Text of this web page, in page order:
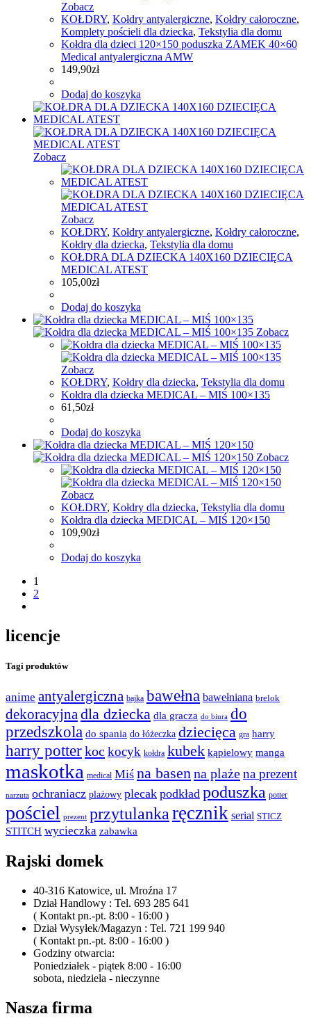
Zobacz
KOŁDRY, Kołdry antyalergiczne, Kołdry całoroczne,
Komplety pościeli dla dziecka, Tekstylia dla domu
Kołdra dla dzieci 120×150 poduszka ZAMEK 40×60
Medical antyalergiczna AMW
149,90zł
Dodaj do koszyka
Zobacz
Zobacz
KOŁDRY, Kołdry antyalergiczne, Kołdry całoroczne,
Kołdry dla dziecka, Tekstylia dla domu
KOŁDRA DLA DZIECKA 140X160 DZIECIĘCA
MEDICAL ATEST
105,00zł
Dodaj do koszyka
Zobacz
Zobacz
KOŁDRY, Kołdry dla dziecka, Tekstylia dla domu
Kołdra dla dziecka MEDICAL – MIŚ 100×135
61,50zł
Dodaj do koszyka
Zobacz
Zobacz
KOŁDRY, Kołdry dla dziecka, Tekstylia dla domu
Kołdra dla dziecka MEDICAL – MIŚ 120×150
109,90zł
Dodaj do koszyka
1
2
licencje
Tagi produktów
anime antyalergiczna bajka bawełna bawełniana brelok
dekoracyjna dla dziecka dla gracza do biura do
przedszkola do spania do łóżeczka dziecięca gra harry
harry potterkoc kocyk kołdra kubek kąpielowy manga
maskotka medical Miś na basenna plażena prezent
narzuta ochraniacz plażowy plecak podkład poduszka potter
pościel prezent przytulankaręcznik serial STICZ
STITCH wycieczka zabawka
Rajski domek
40-316 Katowice, ul. Mroźna 17
Dział Handlowy : Tel. 693 285 641
( Kontakt pn.-pt. 8:00 - 16:00 )
Dział Wysyłek/Magazyn : Tel. 721 199 940
( Kontakt pn.-pt. 8:00 - 16:00 )
Godziny otwarcia:
Poniedziałek - piątek 8:00 - 16:00
sobota, niedziela - nieczynne
Nasza firma